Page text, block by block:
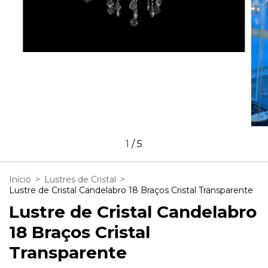
1 /5
Início > Lustres de Cristal >
Lustre de Cristal Candelabro 18 Braços Cristal Transparente
Lustre de Cristal Candelabro
18 Braços Cristal
Transparente